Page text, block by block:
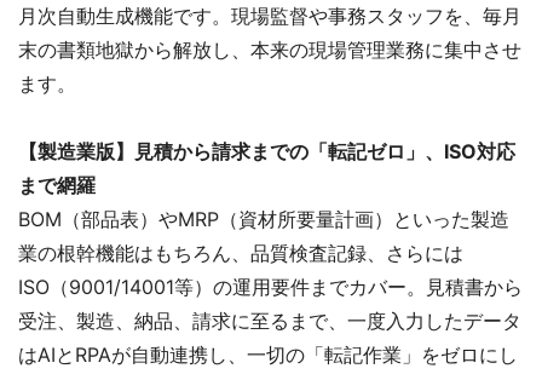
月次自動生成機能です。現場監督や事務スタッフを、毎月
末の書類地獄から解放し、本来の現場管理業務に集中させ
ます。
【製造業版】見積から請求までの「転記ゼロ」、ISO対応
まで網羅
BOM（部品表）やMRP（資材所要量計画）といった製造
業の根幹機能はもちろん、品質検査記録、さらには
ISO（9001/14001等）の運用要件までカバー。見積書から
受注、製造、納品、請求に至るまで、一度入力したデータ
はAIとRPAが自動連携し、一切の「転記作業」をゼロにし